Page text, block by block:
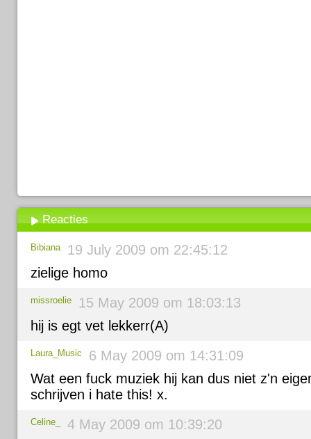
Reacties
Bibiana
19 July 2009 om 22:45:12
zielige homo
missroelie
15 May 2009 om 18:03:13
hij is egt vet lekkerr(A)
Laura_Music
6 May 2009 om 14:31:09
Wat een fuck muziek hij kan dus niet z'n
schrijven i hate this! x.
Celine_
4 May 2009 om 10:39:20